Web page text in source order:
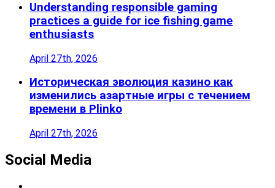
Understanding responsible gaming
practices a guide for ice fishing game
enthusiasts
April 27th, 2026
Историческая эволюция казино как
изменились азартные игры с течением
времени в Plinko
April 27th, 2026
Social Media